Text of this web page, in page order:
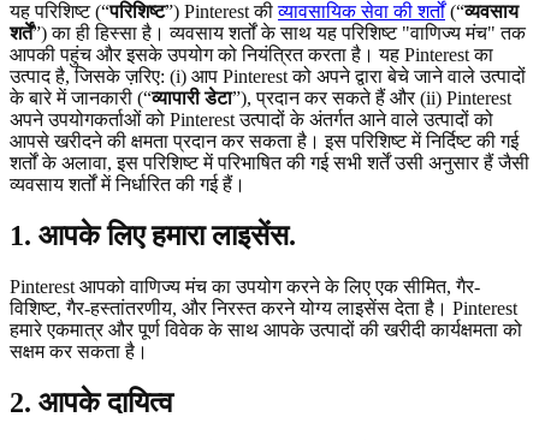
यह परिशिष्ट (“परिशिष्ट”) Pinterest कीव्यावसायिक सेवा की शर्तों(“व्यवसाय
शर्तें”) का ही हिस्सा है। व्यवसाय शर्तों के साथ यह परिशिष्ट "वाणिज्य मंच" तक
आपकी पहुंच और इसके उपयोग को नियंत्रित करता है। यह Pinterest का
उत्पाद है, जिसके ज़रिए: (i) आप Pinterest को अपने द्वारा बेचे जाने वाले उत्पादों
के बारे में जानकारी (“व्यापारी डेटा”), प्रदान कर सकते हैं और (ii) Pinterest
अपने उपयोगकर्ताओं को Pinterest उत्पादों के अंतर्गत आने वाले उत्पादों को
आपसे खरीदने की क्षमता प्रदान कर सकता है। इस परिशिष्ट में निर्दिष्ट की गई
शर्तों के अलावा, इस परिशिष्ट में परिभाषित की गई सभी शर्तें उसी अनुसार हैं जैसी
व्यवसाय शर्तों में निर्धारित की गई हैं।
1. आपके लिए हमारा लाइसेंस.
Pinterest आपको वाणिज्य मंच का उपयोग करने के लिए एक सीमित, गैर-
विशिष्ट, गैर-हस्तांतरणीय, और निरस्त करने योग्य लाइसेंस देता है। Pinterest
हमारे एकमात्र और पूर्ण विवेक के साथ आपके उत्पादों की खरीदी कार्यक्षमता को
सक्षम कर सकता है।
2. आपके दायित्व